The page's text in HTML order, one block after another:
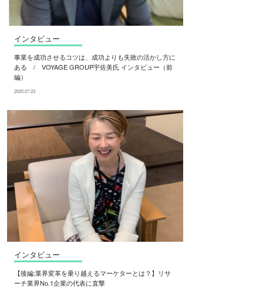
インタビュー
事業を成功させるコツは、成功よりも失敗の活かし方に
ある / VOYAGE GROUP宇佐美氏 インタビュー（前
編）
2020.07.23
インタビュー
【後編:業界変革を乗り越えるマーケターとは？】リサ
ーチ業界No.1企業の代表に直撃